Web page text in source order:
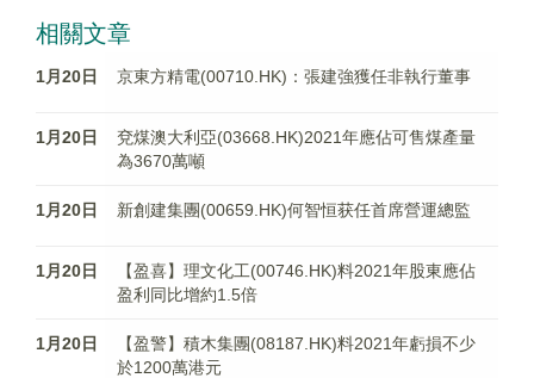
相關文章
1月20日 京東方精電(00710.HK)：張建強獲任非執行董事
1月20日
兗煤澳大利亞(03668.HK)2021年應佔可售煤產量
為3670萬噸
1月20日 新創建集團(00659.HK)何智恒获任首席營運總監
1月20日
【盈喜】理文化工(00746.HK)料2021年股東應佔
盈利同比增約1.5倍
1月20日
【盈警】積木集團(08187.HK)料2021年虧損不少
於1200萬港元